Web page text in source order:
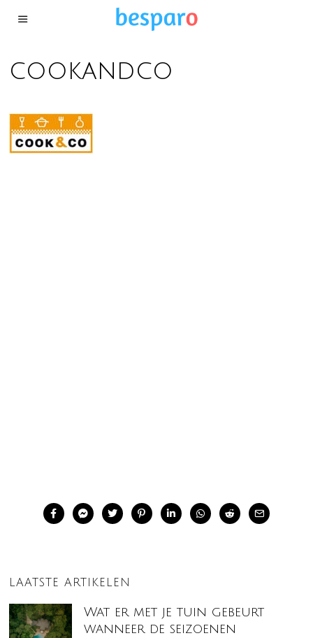
cookandco
LAATSTE ARTIKELEN
Wat er met je tuin gebeurt
wanneer de seizoenen